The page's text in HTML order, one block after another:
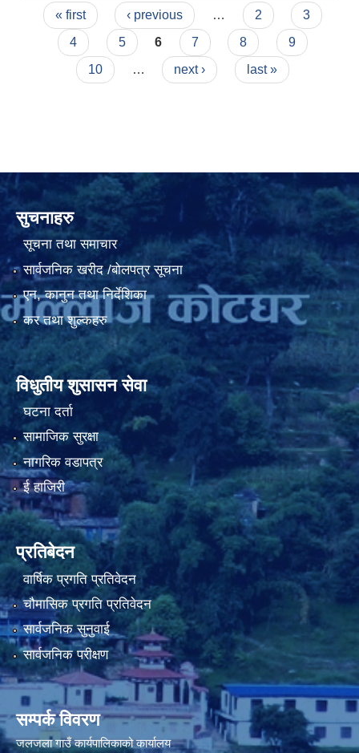
Pages
« first ‹ previous … 2
3
4
5 6 7 8
9
10
… next › last »
सुचनाहरु
सूचना तथा समाचार
सार्वजनिक खरीद /बोलपत्र सूचना
एन, कानुन तथा निर्देशिका
कर तथा शुल्कहरु
विधुतीय शुसासन सेवा
घटना दर्ता
सामाजिक सुरक्षा
नागरिक वडापत्र
ई हाजिरी
प्रतिबेदन
वार्षिक प्रगति प्रतिवेदन
चौमासिक प्रगति प्रतिवेदन
सार्वजनिक सुनुवाई
सार्वजनिक परीक्षण
सम्पर्क विवरण
जलजला गाउँ कार्यपालिकाको कार्यालय